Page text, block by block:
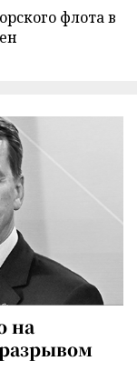
флота в
на